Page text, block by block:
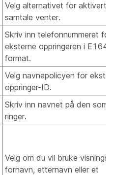
Velg alternativet for aktivert
samtale venter.
Skriv inn telefonnummeret for
eksterne oppringeren i E164-
format.
Velg navnepolicyen for
oppringer-ID.
Skriv inn navnet på den som
ringer.
Velg om du vil bruke
fornavn, etternavn eller et